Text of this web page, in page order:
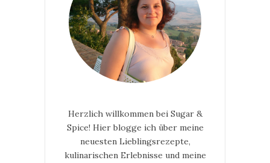
Herzlich willkommen bei Sugar &
Spice! Hier blogge ich über meine
neuesten Lieblingsrezepte,
kulinarischen Erlebnisse und meine